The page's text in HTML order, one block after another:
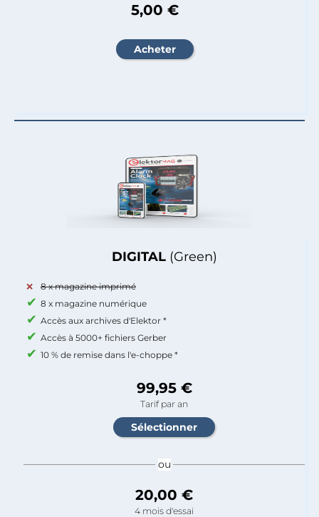
DIGITAL (Green)
8 x magazine imprimé
8 x magazine numérique
Accès aux archives d'Elektor *
Accès à 5000+ fichiers Gerber
10 % de remise dans l'e-choppe *
99,95 €
Tarif par an
ou
20,00 €
4 mois d'essai
5,00 €